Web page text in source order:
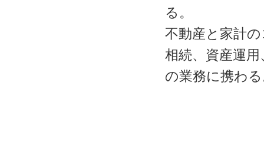
る。
不動産と家計
相続、資産運
の業務に携わ